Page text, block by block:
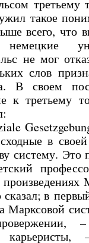
третьему
такое
всего, что
не мог
слов
В своем
к третьему
в
систему. Это
в
Марксовой